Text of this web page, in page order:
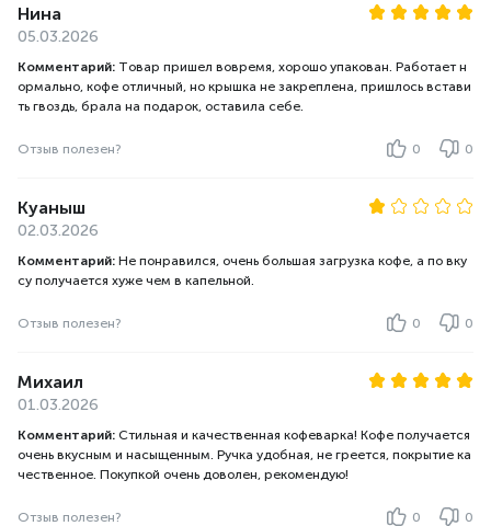
Нина
05.03.2026
Комментарий: Товар пришел вовремя, хорошо упакован. Работает н
ормально, кофе отличный, но крышка не закреплена, пришлось встави
ть гвоздь, брала на подарок, оставила себе.
Отзыв полезен? 0 0
Куаныш
02.03.2026
Комментарий: Не понравился, очень большая загрузка кофе, а по вку
су получается хуже чем в капельной.
Отзыв полезен? 0 0
Михаил
01.03.2026
Комментарий: Стильная и качественная кофеварка! Кофе получается
очень вкусным и насыщенным. Ручка удобная, не греется, покрытие ка
чественное. Покупкой очень доволен, рекомендую!
Отзыв полезен? 0 0